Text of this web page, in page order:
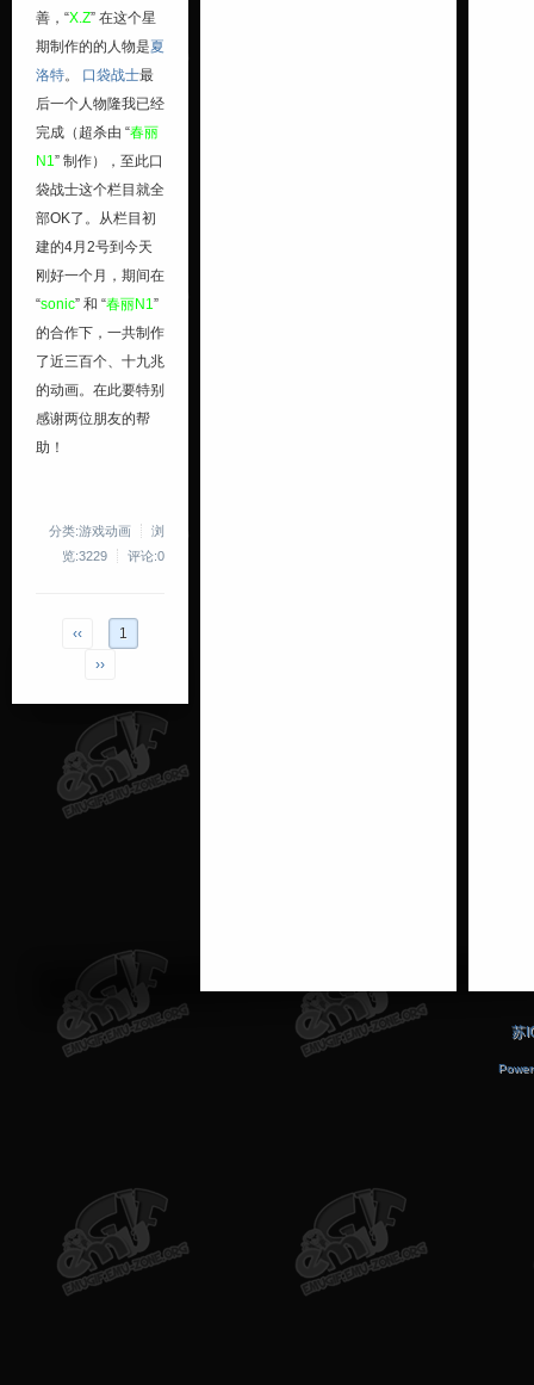
善，“X.Z” 在这个星
期制作的的人物是夏
洛特。 口袋战士最
后一个人物隆我已经
完成（超杀由 “春丽
N1” 制作），至此口
袋战士这个栏目就全
部OK了。从栏目初
建的4月2号到今天
刚好一个月，期间在
“sonic” 和 “春丽N1”
的合作下，一共制作
了近三百个、十九兆
的动画。在此要特别
感谢两位朋友的帮
助！
分类:游戏动画
浏
览:3229
评论:0
‹‹
1
››
苏